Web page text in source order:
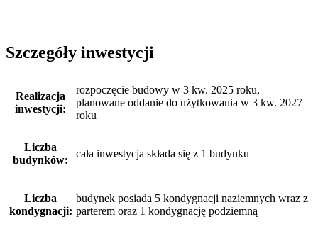
Szczegóły inwestycji
Realizacja
inwestycji:
rozpoczęcie budowy w 3 kw. 2025 roku,
planowane oddanie do użytkowania w 3 kw. 2027
roku
Liczba
budynków:
cała inwestycja składa się z 1 budynku
Liczba
kondygnacji:
budynek posiada 5 kondygnacji naziemnych wraz z
parterem oraz 1 kondygnację podziemną